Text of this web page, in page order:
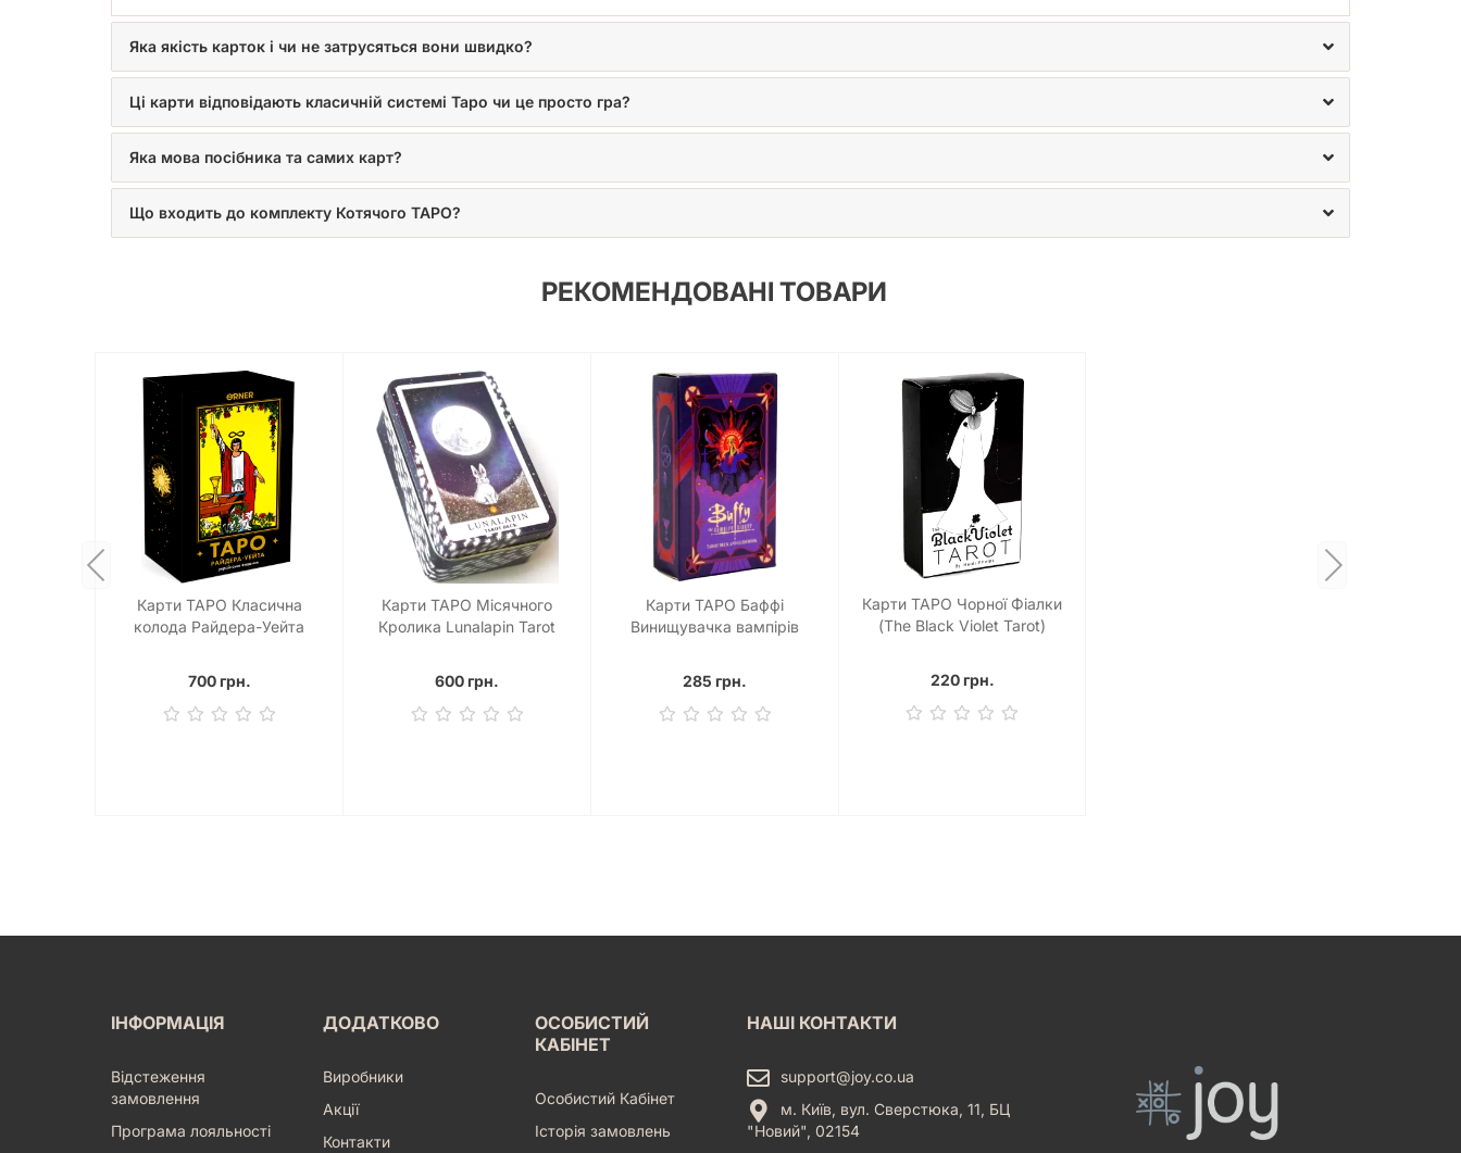
Яка якість карток і чи не затрусяться вони швидко?
Ці карти відповідають класичній системі Таро чи це просто гра?
Яка мова посібника та самих карт?
Що входить до комплекту Котячого ТАРО?
РЕКОМЕНДОВАНІ ТОВАРИ
Карти ТАРО Класична
колода Райдера-Уейта
700 грн.
Карти ТАРО Місячного
Кролика Lunalapin Tarot
600 грн.
Карти ТАРО Баффі
Винищувачка вампірів
285 грн.
Карти ТАРО Чорної Фіалки
(The Black Violet Tarot)
220 грн.
ІНФОРМАЦІЯ
Відстеження
замовлення
Програма лояльності
ДОДАТКОВО
Виробники
Акції
Контакти
ОСОБИСТИЙ
КАБІНЕТ
Особистий Кабінет
Історія замовлень
НАШІ КОНТАКТИ
support@joy.co.ua
м. Київ, вул. Сверстюка, 11, БЦ
"Новий", 02154